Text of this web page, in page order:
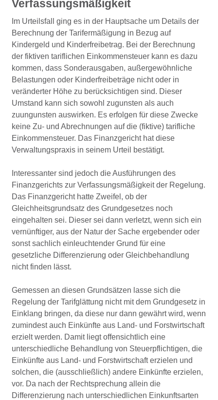
Verfassungsmäßigkeit
Im Urteilsfall ging es in der Hauptsache um Details der
Berechnung der Tarifermäßigung in Bezug auf
Kindergeld und Kinderfreibetrag. Bei der Berechnung
der fiktiven tariflichen Einkommensteuer kann es dazu
kommen, dass Sonderausgaben, außergewöhnliche
Belastungen oder Kinderfreibeträge nicht oder in
veränderter Höhe zu berücksichtigen sind. Dieser
Umstand kann sich sowohl zugunsten als auch
zuungunsten auswirken. Es erfolgen für diese Zwecke
keine Zu- und Abrechnungen auf die (fiktive) tarifliche
Einkommensteuer. Das Finanzgericht hat diese
Verwaltungspraxis in seinem Urteil bestätigt.
Interessanter sind jedoch die Ausführungen des
Finanzgerichts zur Verfassungsmäßigkeit der Regelung.
Das Finanzgericht hatte Zweifel, ob der
Gleichheitsgrundsatz des Grundgesetzes noch
eingehalten sei. Dieser sei dann verletzt, wenn sich ein
vernünftiger, aus der Natur der Sache ergebender oder
sonst sachlich einleuchtender Grund für eine
gesetzliche Differenzierung oder Gleichbehandlung
nicht finden lässt.
Gemessen an diesen Grundsätzen lasse sich die
Regelung der Tarifglättung nicht mit dem Grundgesetz in
Einklang bringen, da diese nur dann gewährt wird, wenn
zumindest auch Einkünfte aus Land- und Forstwirtschaft
erzielt werden. Damit liegt offensichtlich eine
unterschiedliche Behandlung von Steuerpflichtigen, die
Einkünfte aus Land- und Forstwirtschaft erzielen und
solchen, die (ausschließlich) andere Einkünfte erzielen,
vor. Da nach der Rechtsprechung allein die
Differenzierung nach unterschiedlichen Einkunftsarten